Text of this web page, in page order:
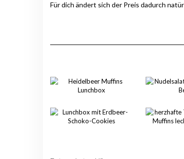
Für dich ändert sich der Preis dadurch